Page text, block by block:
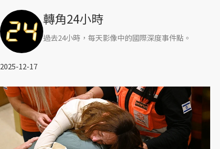
轉角24小時
過去24小時，每天影像中的國際深度事件點。
2025-12-17